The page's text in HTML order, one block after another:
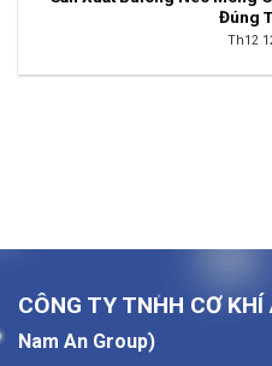
Đúng
Th12
CÔNG TY TNHH CƠ KHÍ
Nam An Group)